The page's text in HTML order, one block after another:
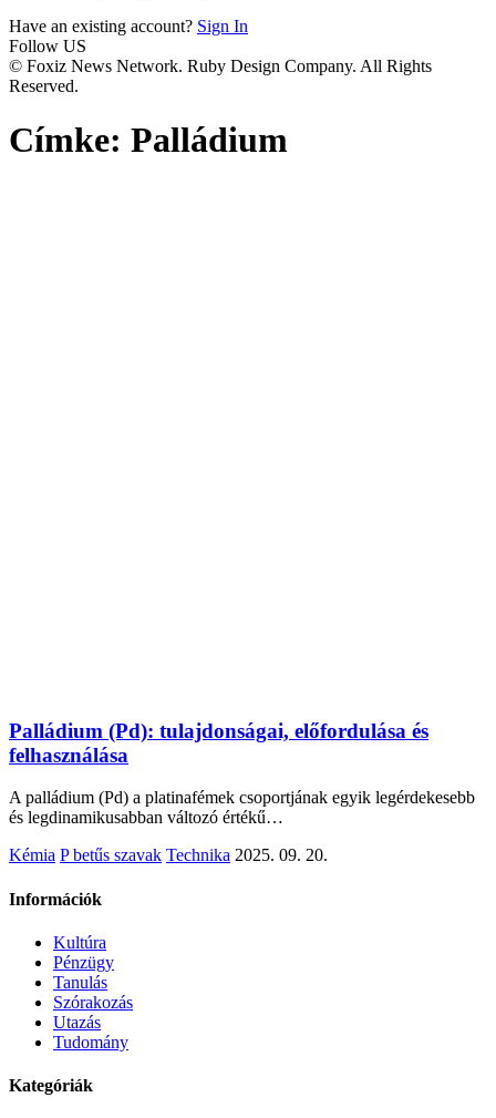
Have an existing account? Sign In
Follow US
© Foxiz News Network. Ruby Design Company. All Rights
Reserved.
Címke: Palládium
Palládium (Pd): tulajdonságai, előfordulása és
felhasználása
A palládium (Pd) a platinafémek csoportjának egyik legérdekesebb
és legdinamikusabban változó értékű…
Kémia P betűs szavak Technika 2025. 09. 20.
Információk
Kultúra
Pénzügy
Tanulás
Szórakozás
Utazás
Tudomány
Kategóriák